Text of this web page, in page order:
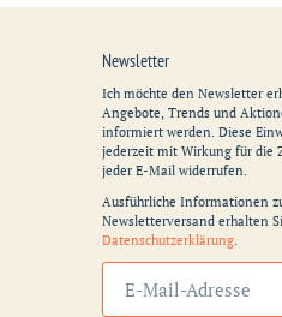
Newsletter
Ich möchte den Newsletter
Angebote, Trends und
informiert werden. Diese
jederzeit mit Wirkung für die
jeder E-Mail widerrufen.
Ausführliche Informationen
Newsletterversand erhalten
Datenschutzerklärung.
Abonnieren
Sie